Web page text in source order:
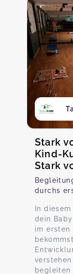
Stark
Kind-
Stark
durchs
In
dein
im ersten
begleiten